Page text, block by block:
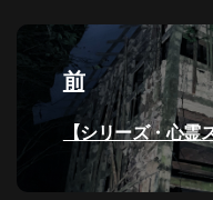
投
ナ
前
過
去
【シリーズ・心